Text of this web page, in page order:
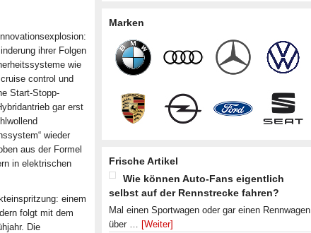
ihrer Folgen
wie
control und
Start-Stopp-
gar erst
wieder
aus der Formel
in elektrischen
einem
folgt mit dem
Die
Marken
Frische Artikel
Wie können Auto-Fans eigentlich
selbst auf der Rennstrecke fahren?
Mal einen Sportwagen oder gar einen Rennwagen
über … [Weiter]